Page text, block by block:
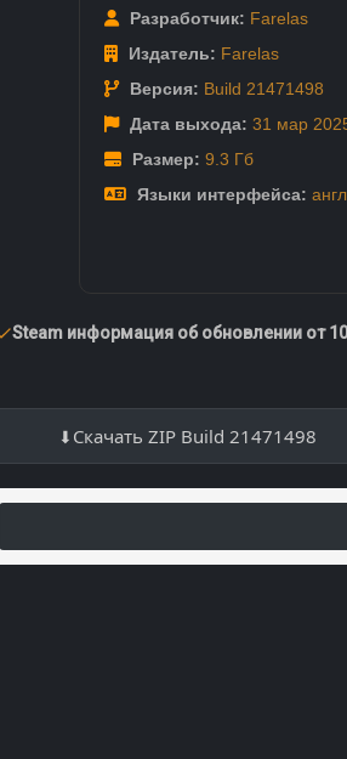
Разработчик: Farelas
Издатель: Farelas
Версия: Build 21471498
Дата выхода: 31 мар
Размер: 9.3 Гб
Языки интерфейса:
Steam информация об обновлении от
Скачать ZIP Build 21471498